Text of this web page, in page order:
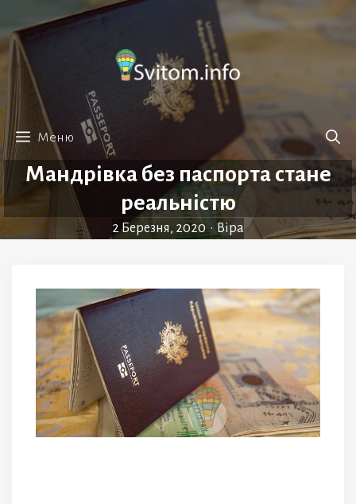
до
вмісту
Меню
Мандрівка без паспорта стане
реальністю
2 Березня, 2020 • Віра